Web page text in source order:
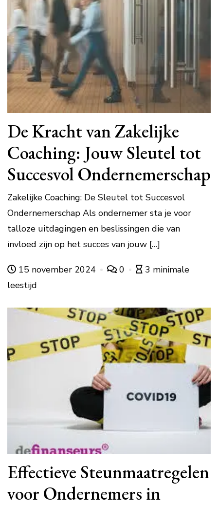
De Kracht van Zakelijke
Coaching: Jouw Sleutel tot
Succesvol Ondernemerschap
Zakelijke Coaching: De Sleutel tot Succesvol
Ondernemerschap Als ondernemer sta je voor
talloze uitdagingen en beslissingen die van
invloed zijn op het succes van jouw […]
15 november 2024 0
3 minimale
leestijd
Effectieve Steunmaatregelen
voor Ondernemers in